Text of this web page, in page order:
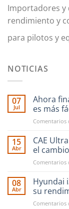
Importadores
rendimiento y
para pilotos y
NOTICIAS
07
Jul
Ahora
es más
Comentarios
15
Abr
CAE
el
Comentarios
08
Abr
Hyundai
su
Comentarios